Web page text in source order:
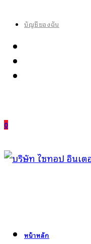
บัญชีของฉัน
0
หน้าหลัก